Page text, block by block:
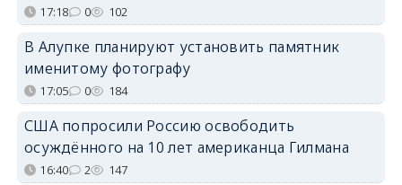
17:18 0 102
В Алупке планируют установить памятник
именитому фотографу
17:05 0 184
США попросили Россию освободить
осуждённого на 10 лет американца Гилмана
16:40 2 147